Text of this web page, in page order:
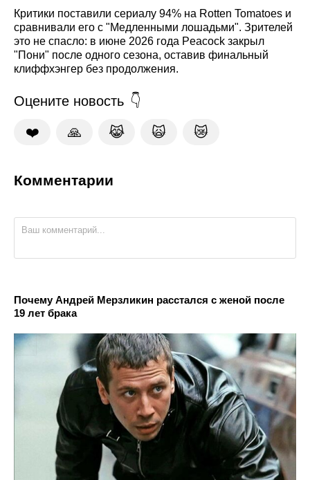
Критики поставили сериалу 94% на Rotten Tomatoes и
сравнивали его с "Медленными лошадьми". Зрителей
это не спасло: в июне 2026 года Peacock закрыл
"Пони" после одного сезона, оставив финальный
клиффхэнгер без продолжения.
Оцените новость
❤️ 🙏 😹 🙀 😿
Комментарии
Почему Андрей Мерзликин расстался с женой после
19 лет брака